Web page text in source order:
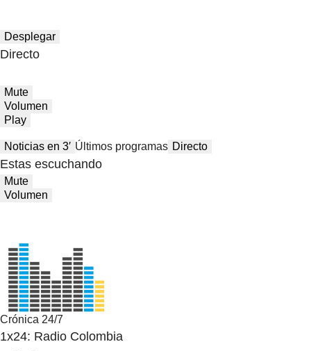
Desplegar
Directo
Mute
Volumen
Play
Noticias en 3′ Últimos programas Directo
Estas escuchando
Mute
Volumen
Crónica 24/7
1x24: Radio Colombia